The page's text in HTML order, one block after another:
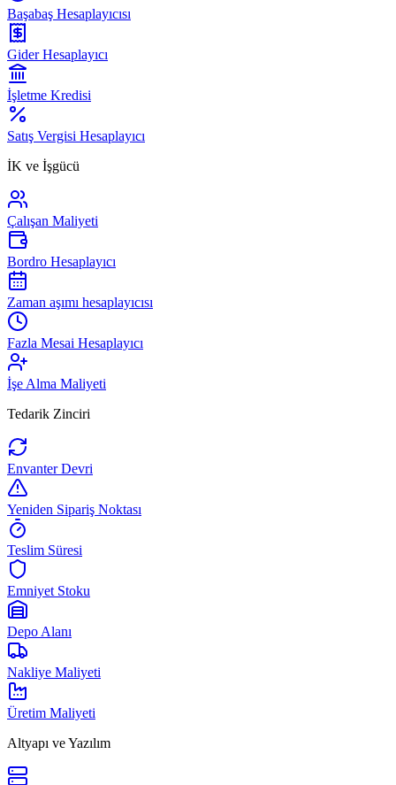
Başabaş Hesaplayıcısı
Gider Hesaplayıcı
İşletme Kredisi
Satış Vergisi Hesaplayıcı
İK ve İşgücü
Çalışan Maliyeti
Bordro Hesaplayıcı
Zaman aşımı hesaplayıcısı
Fazla Mesai Hesaplayıcı
İşe Alma Maliyeti
Tedarik Zinciri
Envanter Devri
Yeniden Sipariş Noktası
Teslim Süresi
Emniyet Stoku
Depo Alanı
Nakliye Maliyeti
Üretim Maliyeti
Altyapı ve Yazılım